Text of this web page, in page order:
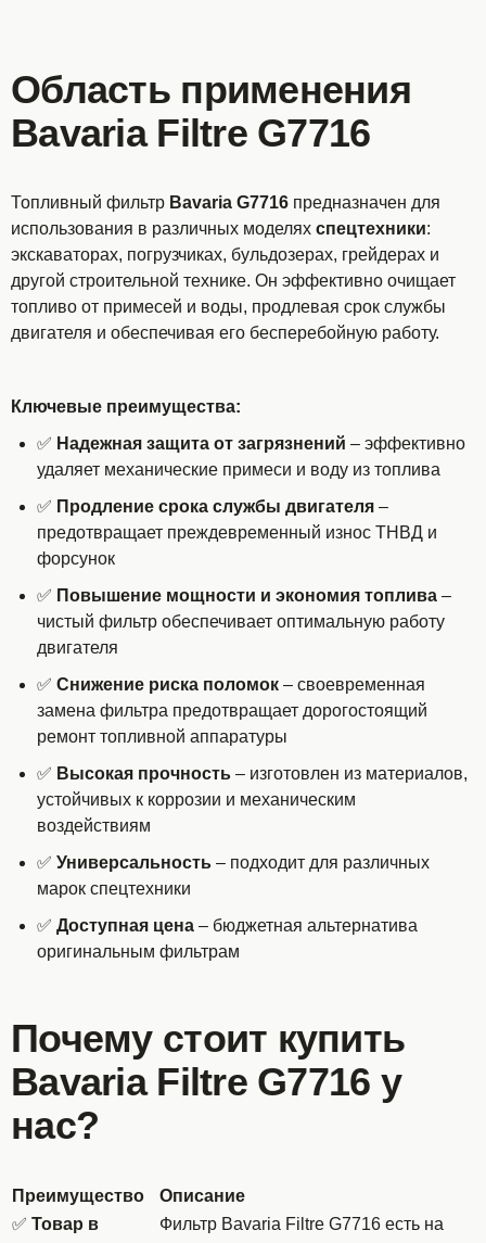
Область применения
Bavaria Filtre G7716
Топливный фильтр Bavaria G7716 предназначен для
использования в различных моделях спецтехники:
экскаваторах, погрузчиках, бульдозерах, грейдерах и
другой строительной технике. Он эффективно очищает
топливо от примесей и воды, продлевая срок службы
двигателя и обеспечивая его бесперебойную работу.
Ключевые преимущества:
✅ Надежная защита от загрязнений – эффективно
удаляет механические примеси и воду из топлива
✅ Продление срока службы двигателя –
предотвращает преждевременный износ ТНВД и
форсунок
✅ Повышение мощности и экономия топлива –
чистый фильтр обеспечивает оптимальную работу
двигателя
✅ Снижение риска поломок – своевременная
замена фильтра предотвращает дорогостоящий
ремонт топливной аппаратуры
✅ Высокая прочность – изготовлен из материалов,
устойчивых к коррозии и механическим
воздействиям
✅ Универсальность – подходит для различных
марок спецтехники
✅ Доступная цена – бюджетная альтернатива
оригинальным фильтрам
Почему стоит купить
Bavaria Filtre G7716 у
нас?
Преимущество
Описание
✅ Товар в
Фильтр Bavaria Filtre G7716 есть на